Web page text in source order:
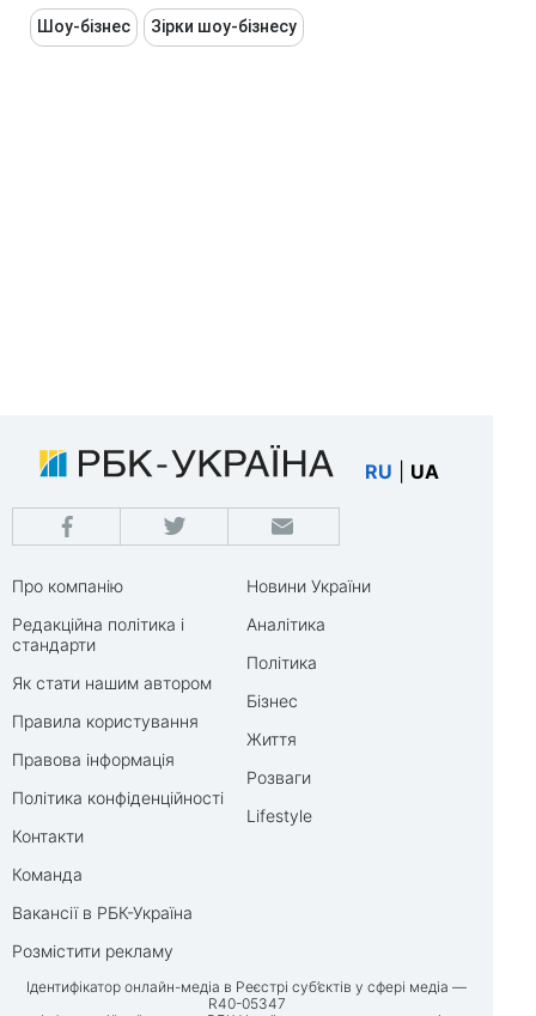
Шоу-бізнес Зірки шоу-бізнесу
RU UA
Про компанію
Редакційна політика і
стандарти
Як стати нашим автором
Правила користування
Правова інформація
Політика конфіденційності
Контакти
Команда
Вакансії в РБК-Україна
Розмістити рекламу
Новини України
Аналітика
Політика
Бізнес
Життя
Розваги
Lifestyle
Ідентифікатор онлайн-медіа в Реєстрі суб’єктів у сфері медіа —
R40-05347